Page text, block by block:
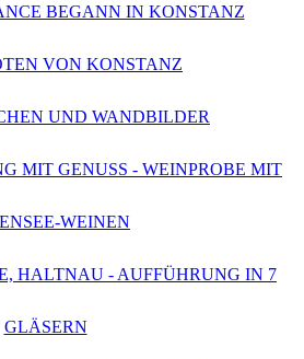
BEGANN IN KONSTANZ
VON KONSTANZ
UND WANDBILDER
MIT GENUSS - WEINPROBE MIT
WEINEN
HALTNAU - AUFFÜHRUNG IN 7
GLÄSERN